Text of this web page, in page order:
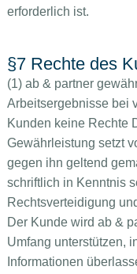
erforderlich ist.
§7 Rechte des
(1) ab & partner
Arbeitsergebnisse bei
Kunden keine Rechte
Gewährleistung setzt
gegen ihn geltend
schriftlich in Kenntnis
Rechtsverteidigung
Der Kunde wird ab &
Umfang unterstützen,
Informationen